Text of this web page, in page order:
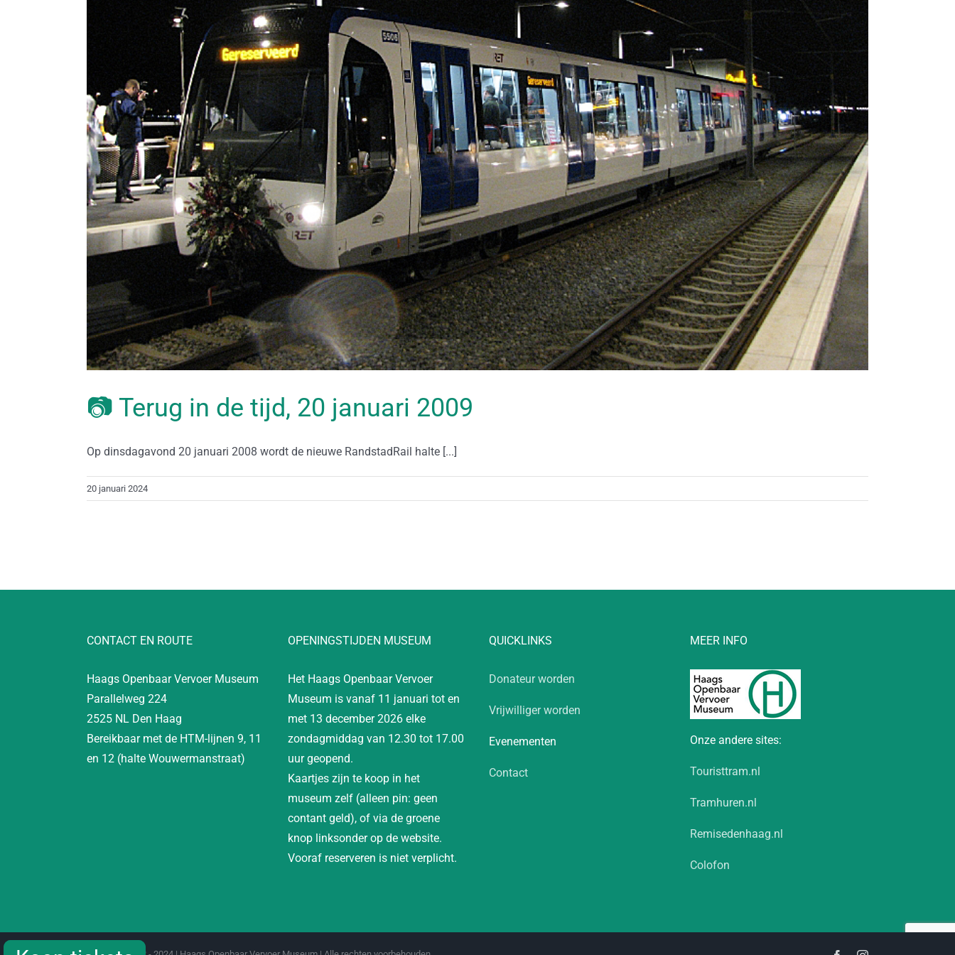
📷 Terug in de tijd, 20 januari 2009
Op dinsdagavond 20 januari 2008 wordt de nieuwe RandstadRail halte [...]
20 januari 2024
CONTACT EN ROUTE
Haags Openbaar Vervoer Museum
Parallelweg 224
2525 NL Den Haag
Bereikbaar met de HTM-lijnen 9, 11
en 12 (halte Wouwermanstraat)
OPENINGSTIJDEN MUSEUM
Het Haags Openbaar Vervoer
Museum is vanaf 11 januari tot en
met 13 december 2026 elke
zondagmiddag van 12.30 tot 17.00
uur geopend.
Kaartjes zijn te koop in het
museum zelf (alleen pin: geen
contant geld), of via de groene
knop linksonder op de website.
Vooraf reserveren is niet verplicht.
QUICKLINKS
Donateur worden
Vrijwilliger worden
Evenementen
Contact
MEER INFO
Onze andere sites:
Touristtram.nl
Tramhuren.nl
Remisedenhaag.nl
Colofon